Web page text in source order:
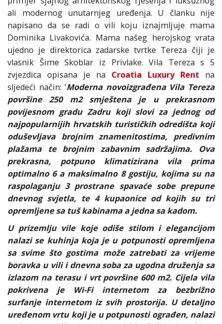
ali modernog unutarnjeg uređenja. U članku nije
napisano da se radi o vili koju iznajmljuje mama
Dominika Livakovića. Mama našeg herojskog vrata
ujedno je direktorica zadarske tvrtke Tereza čiji je
vlasnik Šime Skoblar iz Privlake. Vila Tereza s 5
zvjezdica opisana je na Croatia Luxury Rent na
sljedeći način: 'Moderna novoizgrađena Vila Tereza
površine 250 m2 smještena je u prekrasnom
povijesnom gradu Zadru koji slovi za jednog od
najpopularnijih hrvatskih turističkih odredišta koji
oduševljava brojnim znamenitostima, predivnim
plažama te brojnim zabavnim sadržajima. Ova
prekrasna, potpuno klimatizirana vila prima
optimalno 6 a maksimalno 8 gostiju, kojima su na
raspolaganju 3 prostrane spavaće sobe prepune
dnevnog svjetla, te 4 kupaonice od kojih su tri
opremljene sa tuš kabinama a jedna sa kadom.
U prizemlju vile koje odiše stilom i elegancijom
nalazi se kuhinja koja je u potpunosti opremljena
sa svime što gostima može zatrebati za vrijeme
boravka u vili i dnevna soba za ugodna druženja sa
izlazom na terasu i vrt površine 600 m2. Cijela vila
pokrivena je Wi-Fi internetom za bezbrižno
surfanje internetom iz svih prostorija. U detaljno
uređenom vrtu koji je u potpunosti ograđen, nalazi